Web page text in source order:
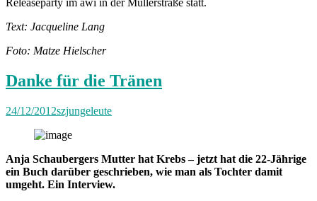
Text: Jacqueline Lang
Foto: Matze Hielscher
Danke für die Tränen
24/12/2012szjungeleute
Anja Schaubergers Mutter hat Krebs – jetzt hat die 22-Jährige
ein Buch darüber geschrieben, wie man als Tochter damit
umgeht. Ein Interview.